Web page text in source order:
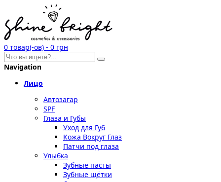
0 товар(-ов) - 0 грн
Navigation
Лицо
Автозагар
SPF
Глаза и Губы
Уход для Губ
Кожа Вокруг Глаз
Патчи под глаза
Улыбка
Зубные пасты
Зубные щётки